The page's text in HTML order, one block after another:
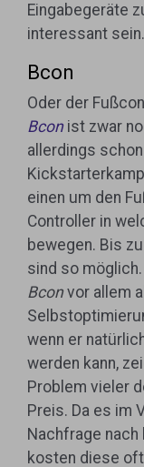
Eingabegeräte
interessant sein.
Bcon
Oder der
Bconist zwar
allerdings
einen um den
Controller in
bewegen. Bis
sind so
Bconvor allem
wenn er
werden kann,
Problem vieler
Preis. Da es im
Nachfrage
kosten diese